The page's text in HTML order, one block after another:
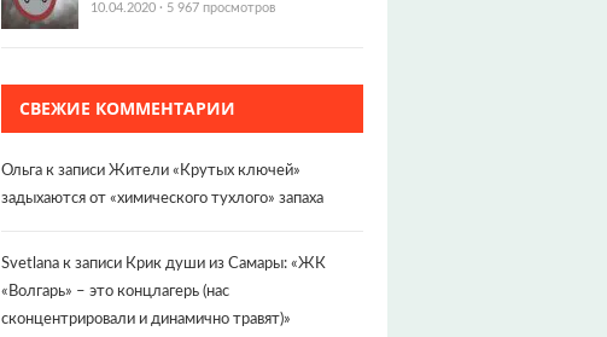
10.04.2020 · 5 967 просмотров
СВЕЖИЕ КОММЕНТАРИИ
Ольга к записи Жители «Крутых ключей»
задыхаются от «химического тухлого» запаха
Svetlana к записи Крик души из Самары: «ЖК
«Волгарь» – это концлагерь (нас
сконцентрировали и динамично травят)»